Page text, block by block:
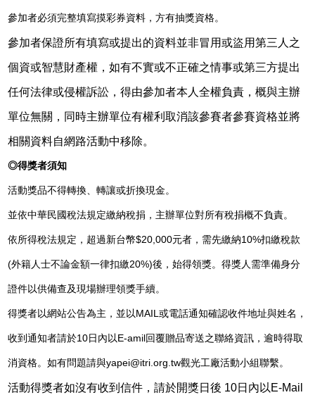
參加者必須完整填寫摸彩券資料，方有抽獎資格。
參加者保證所有填寫或提出的資料並非冒用或盜用第三人之
個資或智慧財產權，如有不實或不正確之情事或第三方提出
任何法律或侵權訴訟，得由參加者本人全權負責，概與主辦
單位無關，同時主辦單位有權利取消該參賽者參賽資格並將
相關資料自網路活動中移除。
◎得獎者須知
活動獎品不得轉換、轉讓或折換現金。
並依中華民國稅法規定繳納稅捐，主辦單位對所有稅捐概不負責。
依所得稅法規定，超過新台幣$20,000元者，需先繳納10%扣繳稅款
(外籍人士不論金額一律扣繳20%)後，始得領獎。得獎人需準備身分
證件以供備查及現場辦理領獎手續。
得獎者以網站公告為主，並以MAIL或電話通知確認收件地址與姓名，
收到通知者請於10日內以E-amil回覆贈品寄送之聯絡資訊，逾時得取
消資格。如有問題請與yapei@itri.org.tw觀光工廠活動小組聯繫。
活動得獎者如沒有收到信件，請於開獎日後 10日內以E-Mail